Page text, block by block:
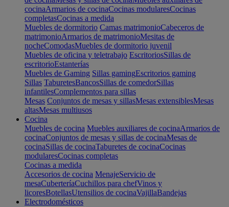
cocinaArmarios de cocinaCocinas modularesCocinas
completasCocinas a medida
Muebles de dormitorio Camas matrimonioCabeceros de
matrimonioArmarios de matrimonioMesitas de
nocheComodasMuebles de dormitorio juvenil
Muebles de oficina y teletrabajo EscritoriosSillas de
escritorioEstanterías
Muebles de Gaming Sillas gamingEscritorios gaming
Sillas TaburetesBancosSillas de comedorSillas
infantilesComplementos para sillas
Mesas Conjuntos de mesas y sillasMesas extensiblesMesas
altasMesas multiusos
Cocina
Muebles de cocina Muebles auxiliares de cocinaArmarios de
cocinaConjuntos de mesas y sillas de cocinaMesas de
cocinaSillas de cocinaTaburetes de cocinaCocinas
modularesCocinas completas
Cocinas a medida
Accesorios de cocina MenajeServicio de
mesaCuberteríaCuchillos para chefVinos y
licoresBotellasUtensilios de cocinaVajillaBandejas
Electrodomésticos